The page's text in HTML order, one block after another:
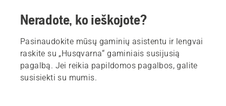
Neradote, ko ieškojote?
Pasinaudokite mūsų gaminių asistentu ir lengvai
raskite su „Husqvarna“ gaminiais susijusią
pagalbą. Jei reikia papildomos pagalbos, galite
susisiekti su mumis.